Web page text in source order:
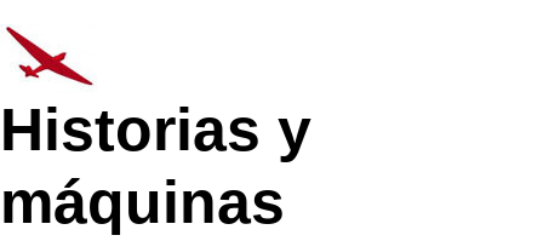
al
contenido
Historias y
máquinas